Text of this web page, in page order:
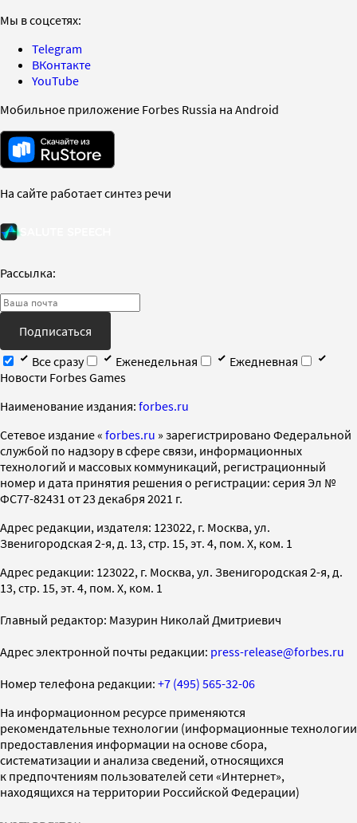
Мы в соцсетях:
Telegram
ВКонтакте
YouTube
Мобильное приложение Forbes Russia на Android
На сайте работает синтез речи
Рассылка:
Подписаться
Все сразу
Еженедельная
Ежедневная
Новости Forbes Games
Наименование издания: forbes.ru
Cетевое издание « forbes.ru » зарегистрировано Федеральной
службой по надзору в сфере связи, информационных
технологий и массовых коммуникаций, регистрационный
номер и дата принятия решения о регистрации: серия Эл №
ФС77-82431 от 23 декабря 2021 г.
Адрес редакции, издателя: 123022, г. Москва, ул.
Звенигородская 2-я, д. 13, стр. 15, эт. 4, пом. X, ком. 1
Адрес редакции: 123022, г. Москва, ул. Звенигородская 2-я, д.
13, стр. 15, эт. 4, пом. X, ком. 1
Главный редактор: Мазурин Николай Дмитриевич
Адрес электронной почты редакции: press-release@forbes.ru
Номер телефона редакции: +7 (495) 565-32-06
На информационном ресурсе применяются
рекомендательные технологии (информационные технологии
предоставления информации на основе сбора,
систематизации и анализа сведений, относящихся
к предпочтениям пользователей сети «Интернет»,
находящихся на территории Российской Федерации)